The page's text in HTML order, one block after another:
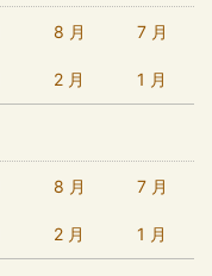
8 月 7 月
2 月 1 月
8 月 7 月
2 月 1 月